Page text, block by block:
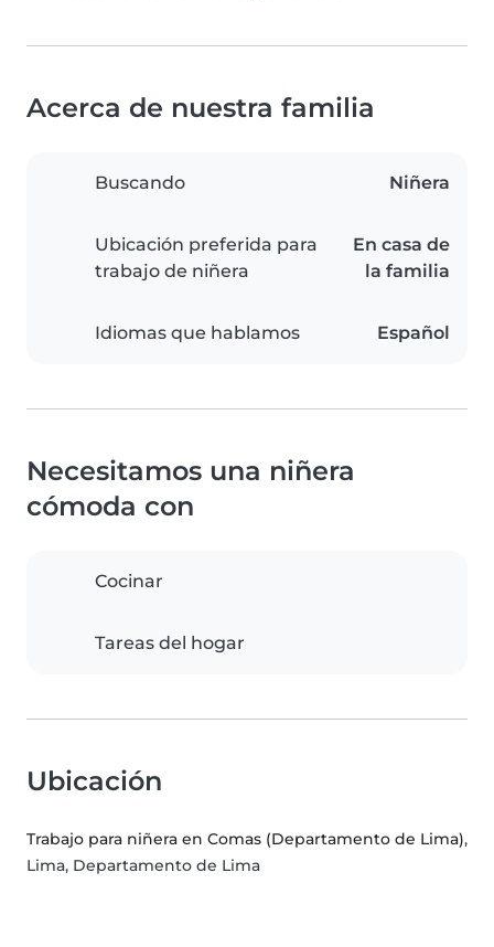
Acerca de nuestra familia
Buscando Niñera
Ubicación preferida para
trabajo de niñera
En casa de
la familia
Idiomas que hablamos Español
Necesitamos una niñera
cómoda con
Cocinar
Tareas del hogar
Ubicación
Trabajo para niñera en Comas (Departamento de Lima),
Lima, Departamento de Lima